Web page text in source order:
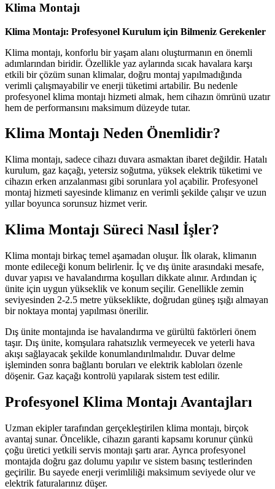
Klima Montajı
Klima Montajı: Profesyonel Kurulum için Bilmeniz Gerekenler
Klima montajı, konforlu bir yaşam alanı oluşturmanın en önemli
adımlarından biridir. Özellikle yaz aylarında sıcak havalara karşı
etkili bir çözüm sunan klimalar, doğru montaj yapılmadığında
verimli çalışmayabilir ve enerji tüketimi artabilir. Bu nedenle
profesyonel klima montajı hizmeti almak, hem cihazın ömrünü uzatır
hem de performansını maksimum düzeyde tutar.
Klima Montajı Neden Önemlidir?
Klima montajı, sadece cihazı duvara asmaktan ibaret değildir. Hatalı
kurulum, gaz kaçağı, yetersiz soğutma, yüksek elektrik tüketimi ve
cihazın erken arızalanması gibi sorunlara yol açabilir. Profesyonel
montaj hizmeti sayesinde klimanız en verimli şekilde çalışır ve uzun
yıllar boyunca sorunsuz hizmet verir.
Klima Montajı Süreci Nasıl İşler?
Klima montajı birkaç temel aşamadan oluşur. İlk olarak, klimanın
monte edileceği konum belirlenir. İç ve dış ünite arasındaki mesafe,
duvar yapısı ve havalandırma koşulları dikkate alınır. Ardından iç
ünite için uygun yükseklik ve konum seçilir. Genellikle zemin
seviyesinden 2-2.5 metre yükseklikte, doğrudan güneş ışığı almayan
bir noktaya montaj yapılması önerilir.
Dış ünite montajında ise havalandırma ve gürültü faktörleri önem
taşır. Dış ünite, komşulara rahatsızlık vermeyecek ve yeterli hava
akışı sağlayacak şekilde konumlandırılmalıdır. Duvar delme
işleminden sonra bağlantı boruları ve elektrik kabloları özenle
döşenir. Gaz kaçağı kontrolü yapılarak sistem test edilir.
Profesyonel Klima Montajı Avantajları
Uzman ekipler tarafından gerçekleştirilen klima montajı, birçok
avantaj sunar. Öncelikle, cihazın garanti kapsamı korunur çünkü
çoğu üretici yetkili servis montajı şartı arar. Ayrıca profesyonel
montajda doğru gaz dolumu yapılır ve sistem basınç testlerinden
geçirilir. Bu sayede enerji verimliliği maksimum seviyede olur ve
elektrik faturalarınız düşer.